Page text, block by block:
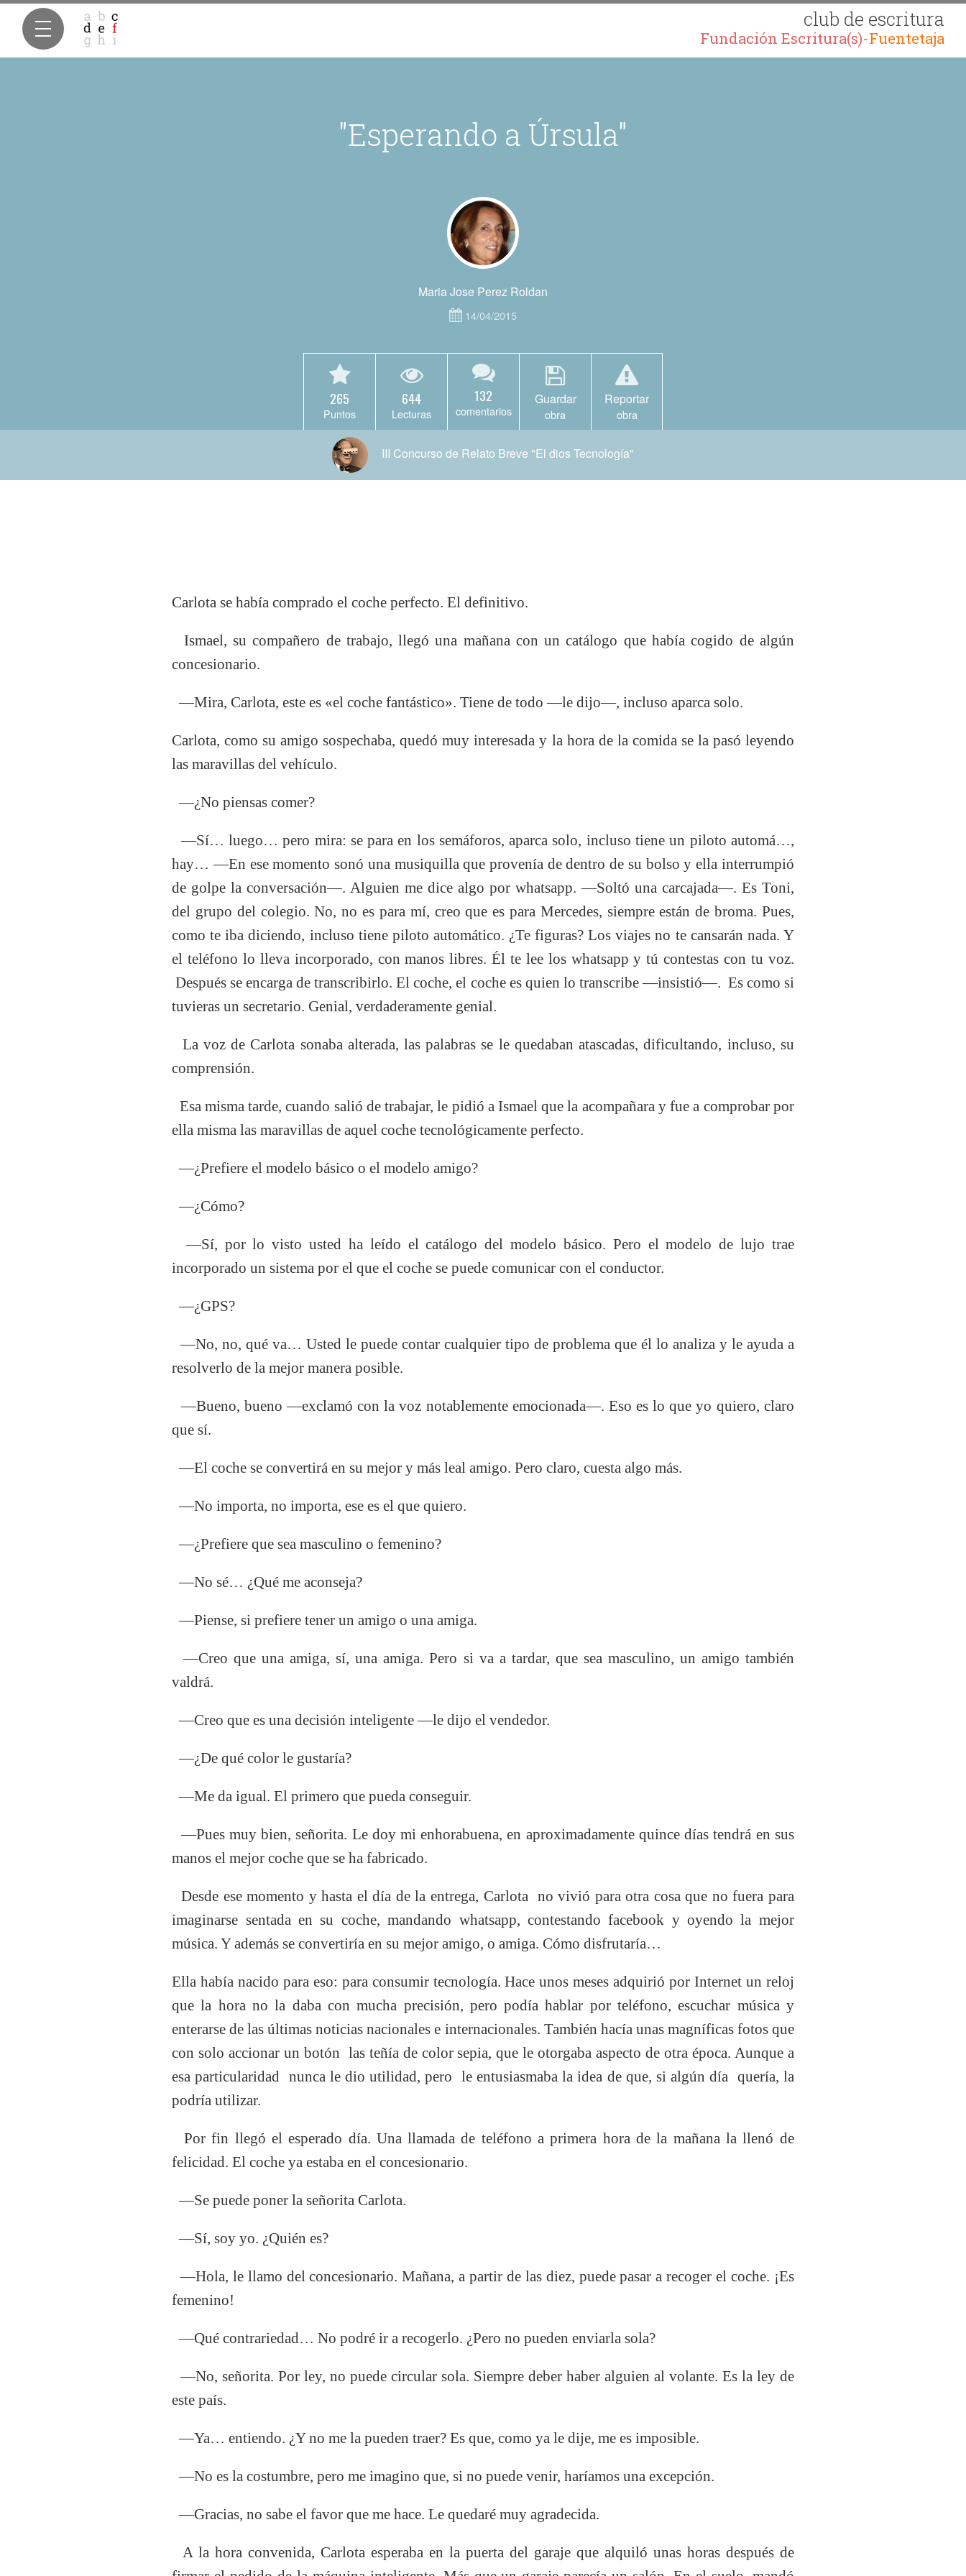
club de escritura
Fundación Escritura(s)-Fuentetaja
"Esperando a Úrsula"
Maria Jose Perez Roldan
14/04/2015
265
Puntos
644
Lecturas
132
comentarios
Guardar
obra
Reportar
obra
III Concurso de Relato Breve "El dios Tecnología"
Carlota se había comprado el coche perfecto. El definitivo.
Ismael, su compañero de trabajo, llegó una mañana con un catálogo que había cogido de algún
concesionario.
—Mira, Carlota, este es «el coche fantástico». Tiene de todo —le dijo—, incluso aparca solo.
Carlota, como su amigo sospechaba, quedó muy interesada y la hora de la comida se la pasó leyendo
las maravillas del vehículo.
—¿No piensas comer?
—Sí… luego… pero mira: se para en los semáforos, aparca solo, incluso tiene un piloto automá…,
hay… —En ese momento sonó una musiquilla que provenía de dentro de su bolso y ella interrumpió
de golpe la conversación—. Alguien me dice algo por whatsapp. —Soltó una carcajada—. Es Toni,
del grupo del colegio. No, no es para mí, creo que es para Mercedes, siempre están de broma. Pues,
como te iba diciendo, incluso tiene piloto automático. ¿Te figuras? Los viajes no te cansarán nada. Y
el teléfono lo lleva incorporado, con manos libres. Él te lee los whatsapp y tú contestas con tu voz.
Después se encarga de transcribirlo. El coche, el coche es quien lo transcribe —insistió—. Es como si
tuvieras un secretario. Genial, verdaderamente genial.
La voz de Carlota sonaba alterada, las palabras se le quedaban atascadas, dificultando, incluso, su
comprensión.
Esa misma tarde, cuando salió de trabajar, le pidió a Ismael que la acompañara y fue a comprobar por
ella misma las maravillas de aquel coche tecnológicamente perfecto.
—¿Prefiere el modelo básico o el modelo amigo?
—¿Cómo?
—Sí, por lo visto usted ha leído el catálogo del modelo básico. Pero el modelo de lujo trae
incorporado un sistema por el que el coche se puede comunicar con el conductor.
—¿GPS?
—No, no, qué va… Usted le puede contar cualquier tipo de problema que él lo analiza y le ayuda a
resolverlo de la mejor manera posible.
—Bueno, bueno —exclamó con la voz notablemente emocionada—. Eso es lo que yo quiero, claro
que sí.
—El coche se convertirá en su mejor y más leal amigo. Pero claro, cuesta algo más.
—No importa, no importa, ese es el que quiero.
—¿Prefiere que sea masculino o femenino?
—No sé… ¿Qué me aconseja?
—Piense, si prefiere tener un amigo o una amiga.
—Creo que una amiga, sí, una amiga. Pero si va a tardar, que sea masculino, un amigo también
valdrá.
—Creo que es una decisión inteligente —le dijo el vendedor.
—¿De qué color le gustaría?
—Me da igual. El primero que pueda conseguir.
—Pues muy bien, señorita. Le doy mi enhorabuena, en aproximadamente quince días tendrá en sus
manos el mejor coche que se ha fabricado.
Desde ese momento y hasta el día de la entrega, Carlota no vivió para otra cosa que no fuera para
imaginarse sentada en su coche, mandando whatsapp, contestando facebook y oyendo la mejor
música. Y además se convertiría en su mejor amigo, o amiga. Cómo disfrutaría…
Ella había nacido para eso: para consumir tecnología. Hace unos meses adquirió por Internet un reloj
que la hora no la daba con mucha precisión, pero podía hablar por teléfono, escuchar música y
enterarse de las últimas noticias nacionales e internacionales. También hacía unas magníficas fotos que
con solo accionar un botón las teñía de color sepia, que le otorgaba aspecto de otra época. Aunque a
esa particularidad nunca le dio utilidad, pero le entusiasmaba la idea de que, si algún día quería, la
podría utilizar.
Por fin llegó el esperado día. Una llamada de teléfono a primera hora de la mañana la llenó de
felicidad. El coche ya estaba en el concesionario.
—Se puede poner la señorita Carlota.
—Sí, soy yo. ¿Quién es?
—Hola, le llamo del concesionario. Mañana, a partir de las diez, puede pasar a recoger el coche. ¡Es
femenino!
—Qué contrariedad… No podré ir a recogerlo. ¿Pero no pueden enviarla sola?
—No, señorita. Por ley, no puede circular sola. Siempre deber haber alguien al volante. Es la ley de
este país.
—Ya… entiendo. ¿Y no me la pueden traer? Es que, como ya le dije, me es imposible.
—No es la costumbre, pero me imagino que, si no puede venir, haríamos una excepción.
—Gracias, no sabe el favor que me hace. Le quedaré muy agradecida.
A la hora convenida, Carlota esperaba en la puerta del garaje que alquiló unas horas después de